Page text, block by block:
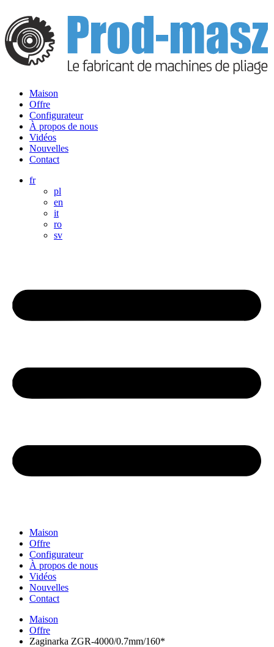
Maison
Offre
Configurateur
À propos de nous
Vidéos
Nouvelles
Contact
fr
pl
en
it
ro
sv
Maison
Offre
Configurateur
À propos de nous
Vidéos
Nouvelles
Contact
Maison
Offre
Zaginarka ZGR-4000/0.7mm/160*